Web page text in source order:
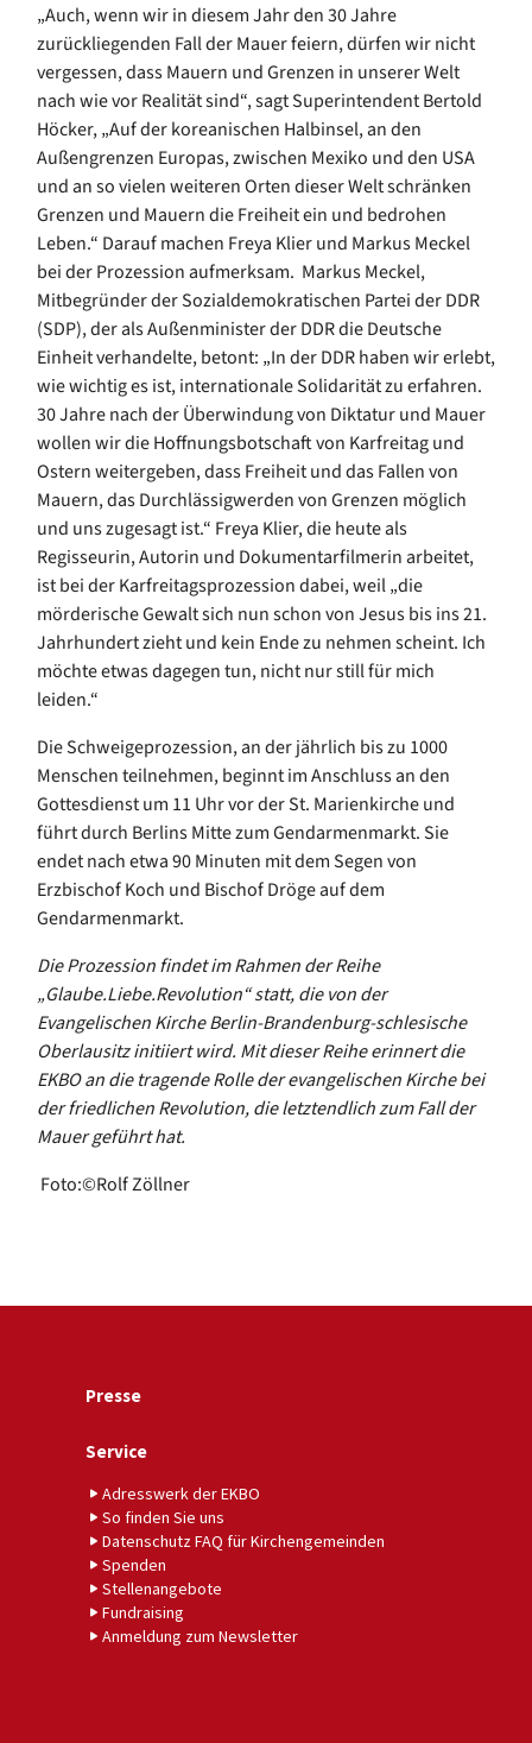
„Auch, wenn wir in diesem Jahr den 30 Jahre
zurückliegenden Fall der Mauer feiern, dürfen wir nicht
vergessen, dass Mauern und Grenzen in unserer Welt
nach wie vor Realität sind“, sagt Superintendent Bertold
Höcker, „Auf der koreanischen Halbinsel, an den
Außengrenzen Europas, zwischen Mexiko und den USA
und an so vielen weiteren Orten dieser Welt schränken
Grenzen und Mauern die Freiheit ein und bedrohen
Leben.“ Darauf machen Freya Klier und Markus Meckel
bei der Prozession aufmerksam. Markus Meckel,
Mitbegründer der Sozialdemokratischen Partei der DDR
(SDP), der als Außenminister der DDR die Deutsche
Einheit verhandelte, betont: „In der DDR haben wir erlebt,
wie wichtig es ist, internationale Solidarität zu erfahren.
30 Jahre nach der Überwindung von Diktatur und Mauer
wollen wir die Hoffnungsbotschaft von Karfreitag und
Ostern weitergeben, dass Freiheit und das Fallen von
Mauern, das Durchlässigwerden von Grenzen möglich
und uns zugesagt ist.“ Freya Klier, die heute als
Regisseurin, Autorin und Dokumentarfilmerin arbeitet,
ist bei der Karfreitagsprozession dabei, weil „die
mörderische Gewalt sich nun schon von Jesus bis ins 21.
Jahrhundert zieht und kein Ende zu nehmen scheint. Ich
möchte etwas dagegen tun, nicht nur still für mich
leiden.“
Die Schweigeprozession, an der jährlich bis zu 1000
Menschen teilnehmen, beginnt im Anschluss an den
Gottesdienst um 11 Uhr vor der St. Marienkirche und
führt durch Berlins Mitte zum Gendarmenmarkt. Sie
endet nach etwa 90 Minuten mit dem Segen von
Erzbischof Koch und Bischof Dröge auf dem
Gendarmenmarkt.
Die Prozession findet im Rahmen der Reihe
„Glaube.Liebe.Revolution“ statt, die von der
Evangelischen Kirche Berlin-Brandenburg-schlesische
Oberlausitz initiiert wird. Mit dieser Reihe erinnert die
EKBO an die tragende Rolle der evangelischen Kirche bei
der friedlichen Revolution, die letztendlich zum Fall der
Mauer geführt hat.
Foto:©Rolf Zöllner
Presse
Service
Adresswerk der EKBO
So finden Sie uns
Datenschutz FAQ für Kirchengemeinden
Spenden
Stellenangebote
Fundraising
Anmeldung zum Newsletter